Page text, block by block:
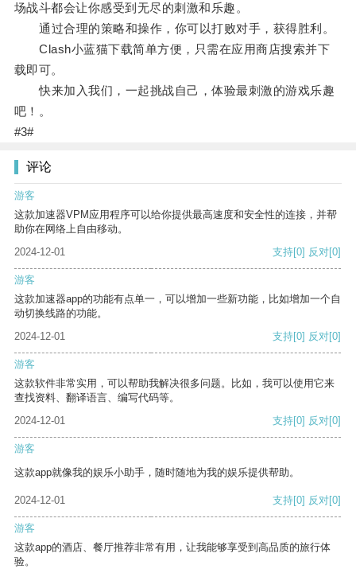
场战斗都会让你感受到无尽的刺激和乐趣。
通过合理的策略和操作，你可以打败对手，获得胜利。
Clash小蓝猫下载简单方便，只需在应用商店搜索并下
载即可。
快来加入我们，一起挑战自己，体验最刺激的游戏乐趣
吧！。
#3#
评论
游客
这款加速器VPM应用程序可以给你提供最高速度和安全性的连接，并帮
助你在网络上自由移动。
2024-12-01
支持[0] 反对[0]
游客
这款加速器app的功能有点单一，可以增加一些新功能，比如增加一个自
动切换线路的功能。
2024-12-01
支持[0] 反对[0]
游客
这款软件非常实用，可以帮助我解决很多问题。比如，我可以使用它来
查找资料、翻译语言、编写代码等。
2024-12-01
支持[0] 反对[0]
游客
这款app就像我的娱乐小助手，随时随地为我的娱乐提供帮助。
2024-12-01 支持[0] 反对[0]
游客
这款app的酒店、餐厅推荐非常有用，让我能够享受到高品质的旅行体
验。